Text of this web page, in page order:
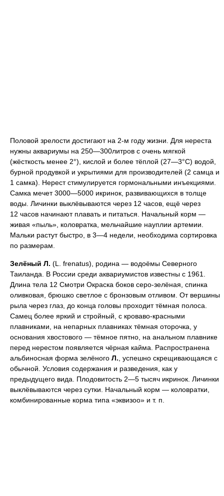
Половой зрелости достигают на 2-м году жизни. Для нереста
нужны аквариумы на 250—300литров с очень мягкой
(жёсткость менее 2°), кислой и более тёплой (27—3°C) водой,
бурной продувкой и укрытиями для производителей (2 самца и
1 самка). Нерест стимулируется гормональными инъекциями.
Самка мечет 3000—5000 икринок, развивающихся в толще
воды. Личинки выклёвываются через 12 часов, ещё через
12 часов начинают плавать и питаться. Начальный корм —
живая «пыль», коловратка, мельчайшие науплии артемии.
Мальки растут быстро, в 3—4 недели, необходима сортировка
по размерам.
Зелёный Л. (L. frenatus), родина — водоёмы Северного
Таиланда. В России среди аквариумистов известны с 1961.
Длина тела 12 Смотри Окраска боков серо-зелёная, спинка
оливковая, брюшко светлое с бронзовым отливом. От вершины
рыла через глаз, до конца головы проходит тёмная полоса.
Самец более яркий и стройный, с кроваво-красными
плавниками, на непарных плавниках тёмная оторочка, у
основания хвостового — тёмное пятно, на анальном плавнике
перед нерестом появляется чёрная кайма. Распространена
альбиносная форма зелёного Л. , успешно скрещивающаяся с
обычной. Условия содержания и разведения, как у
предыдущего вида. Плодовитость 2—5 тысяч икринок. Личинки
выклёвываются через сутки. Начальный корм — коловратки,
комбинированные корма типа «эквизоо» и т. п.